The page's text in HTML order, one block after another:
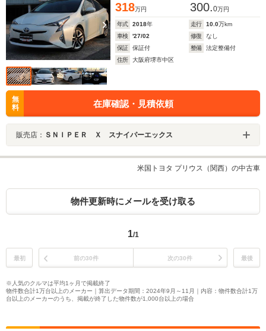
318万円 300.0万円
年式 2018年 走行 10.0万km
車検
'27/02 修復
なし
保証
保証付 整備
法定整備付
住所
大阪府堺市中区
無
料
在庫確認・見積依頼
販売店： ＳＮＩＰＥＲ Ｘ スナイパーエックス
米国トヨタ プリウス（関西）の中古車
物件更新時にメールを受け取る
1/1
最初 前の30件 次の30件 最後
※人気のクルマは平均1ヶ月で掲載終了
物件数合計1万台以上のメーカー｜算出データ期間：2024年9月～11月｜内容：物件数合計1万
台以上のメーカーのうち、掲載が終了した物件数が1,000台以上の場合